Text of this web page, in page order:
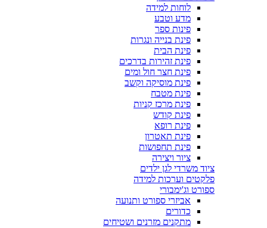
לוחות למידה
מדע וטבע
פינות ספר
פינת בנייה ונגרות
פינת הבית
פינת זהירות בדרכים
פינת חצר חול ומים
פינת מוסיקה וקשב
פינת מטבח
פינת מרכז קניות
פינת קודש
פינת רופא
פינת תאטרון
פינת תחפושות
ציור ויצירה
ציוד משרדי לגן ילדים
פלקטים וערכות למידה
ספורט וג'ימבורי
אביזרי ספורט ותנועה
כדורים
מתקנים מזרנים ושטיחים